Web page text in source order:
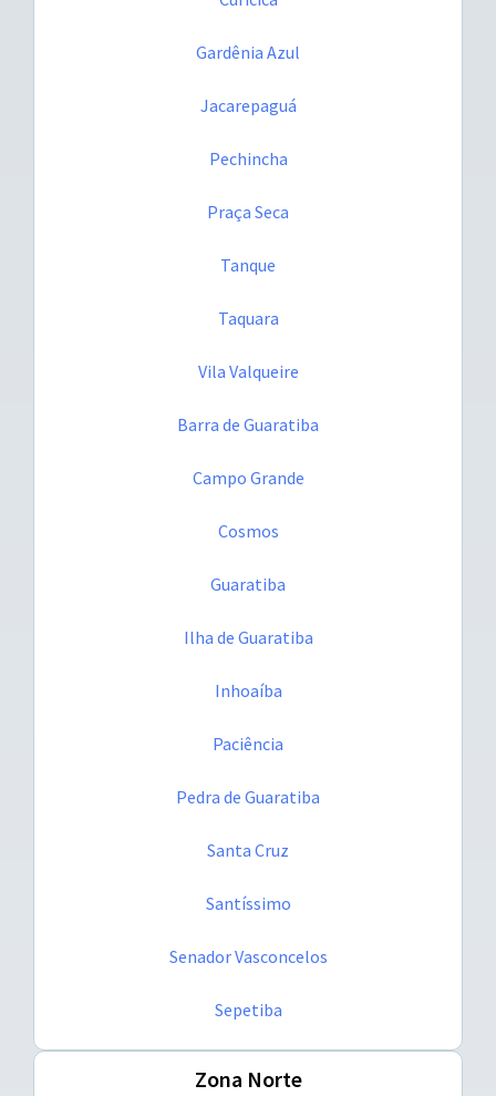
Gardênia Azul
Jacarepaguá
Pechincha
Praça Seca
Tanque
Taquara
Vila Valqueire
Barra de Guaratiba
Campo Grande
Cosmos
Guaratiba
Ilha de Guaratiba
Inhoaíba
Paciência
Pedra de Guaratiba
Santa Cruz
Santíssimo
Senador Vasconcelos
Sepetiba
Zona Norte